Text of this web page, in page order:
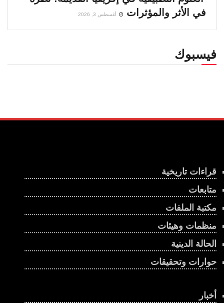
في الأثر والمؤثرات
أغسطس 3, 2026
فيسبوك
قراءات تاريخية
متابعات
مكتبة الملفات
منظمات وهيئات
الحالة الدينية
حوارات وتحقيقات
أخبار